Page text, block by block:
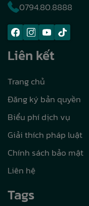
0794.80.8888
Liên kết
Trang chủ
Đăng ký bản quyền
Biểu phí dịch vụ
Giải thích pháp luật
Chính sách bảo mật
Liên hệ
Tags